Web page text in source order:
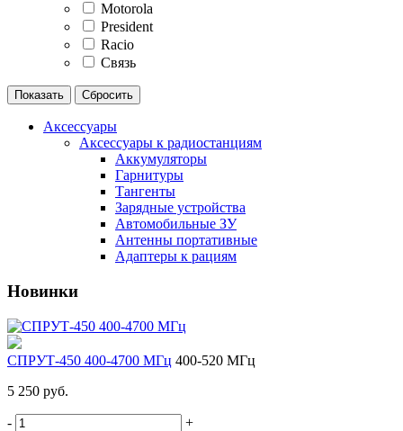
Motorola
President
Racio
Связь
Аксессуары
Аксессуары к радиостанциям
Аккумуляторы
Гарнитуры
Тангенты
Зарядные устройства
Автомобильные ЗУ
Антенны портативные
Адаптеры к рациям
Новинки
СПРУТ-450 400-4700 МГц 400-520 МГц
5 250 руб.
-
+